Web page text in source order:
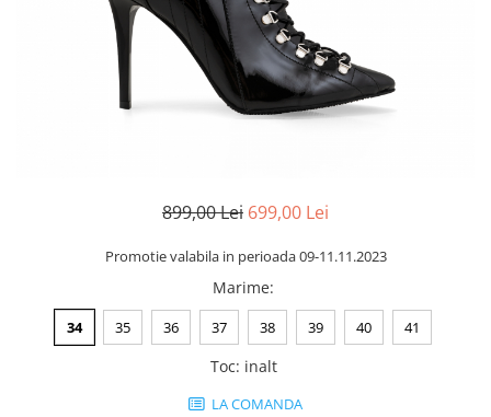
899,00 Lei 699,00 Lei
Promotie valabila in perioada 09-11.11.2023
Marime:
34 35 36 37 38 39 40 41
Toc: inalt
LA COMANDA